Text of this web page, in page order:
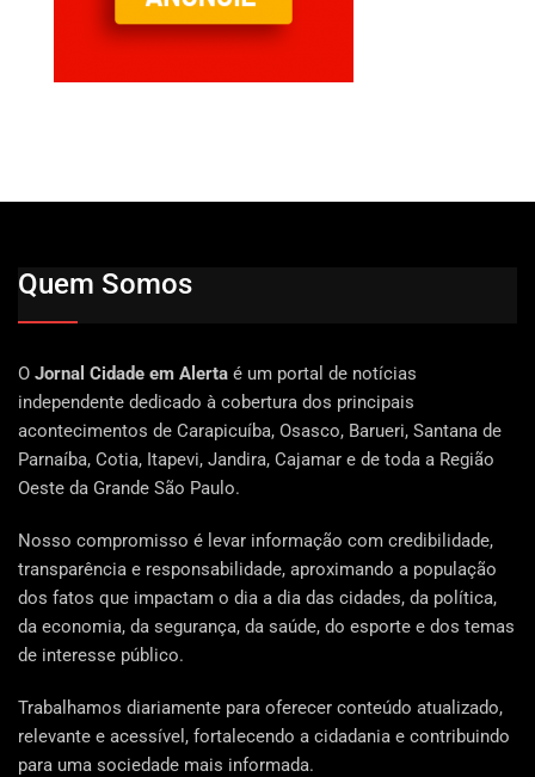
Quem Somos
O Jornal Cidade em Alerta é um portal de notícias
independente dedicado à cobertura dos principais
acontecimentos de Carapicuíba, Osasco, Barueri, Santana de
Parnaíba, Cotia, Itapevi, Jandira, Cajamar e de toda a Região
Oeste da Grande São Paulo.
Nosso compromisso é levar informação com credibilidade,
transparência e responsabilidade, aproximando a população
dos fatos que impactam o dia a dia das cidades, da política,
da economia, da segurança, da saúde, do esporte e dos temas
de interesse público.
Trabalhamos diariamente para oferecer conteúdo atualizado,
relevante e acessível, fortalecendo a cidadania e contribuindo
para uma sociedade mais informada.